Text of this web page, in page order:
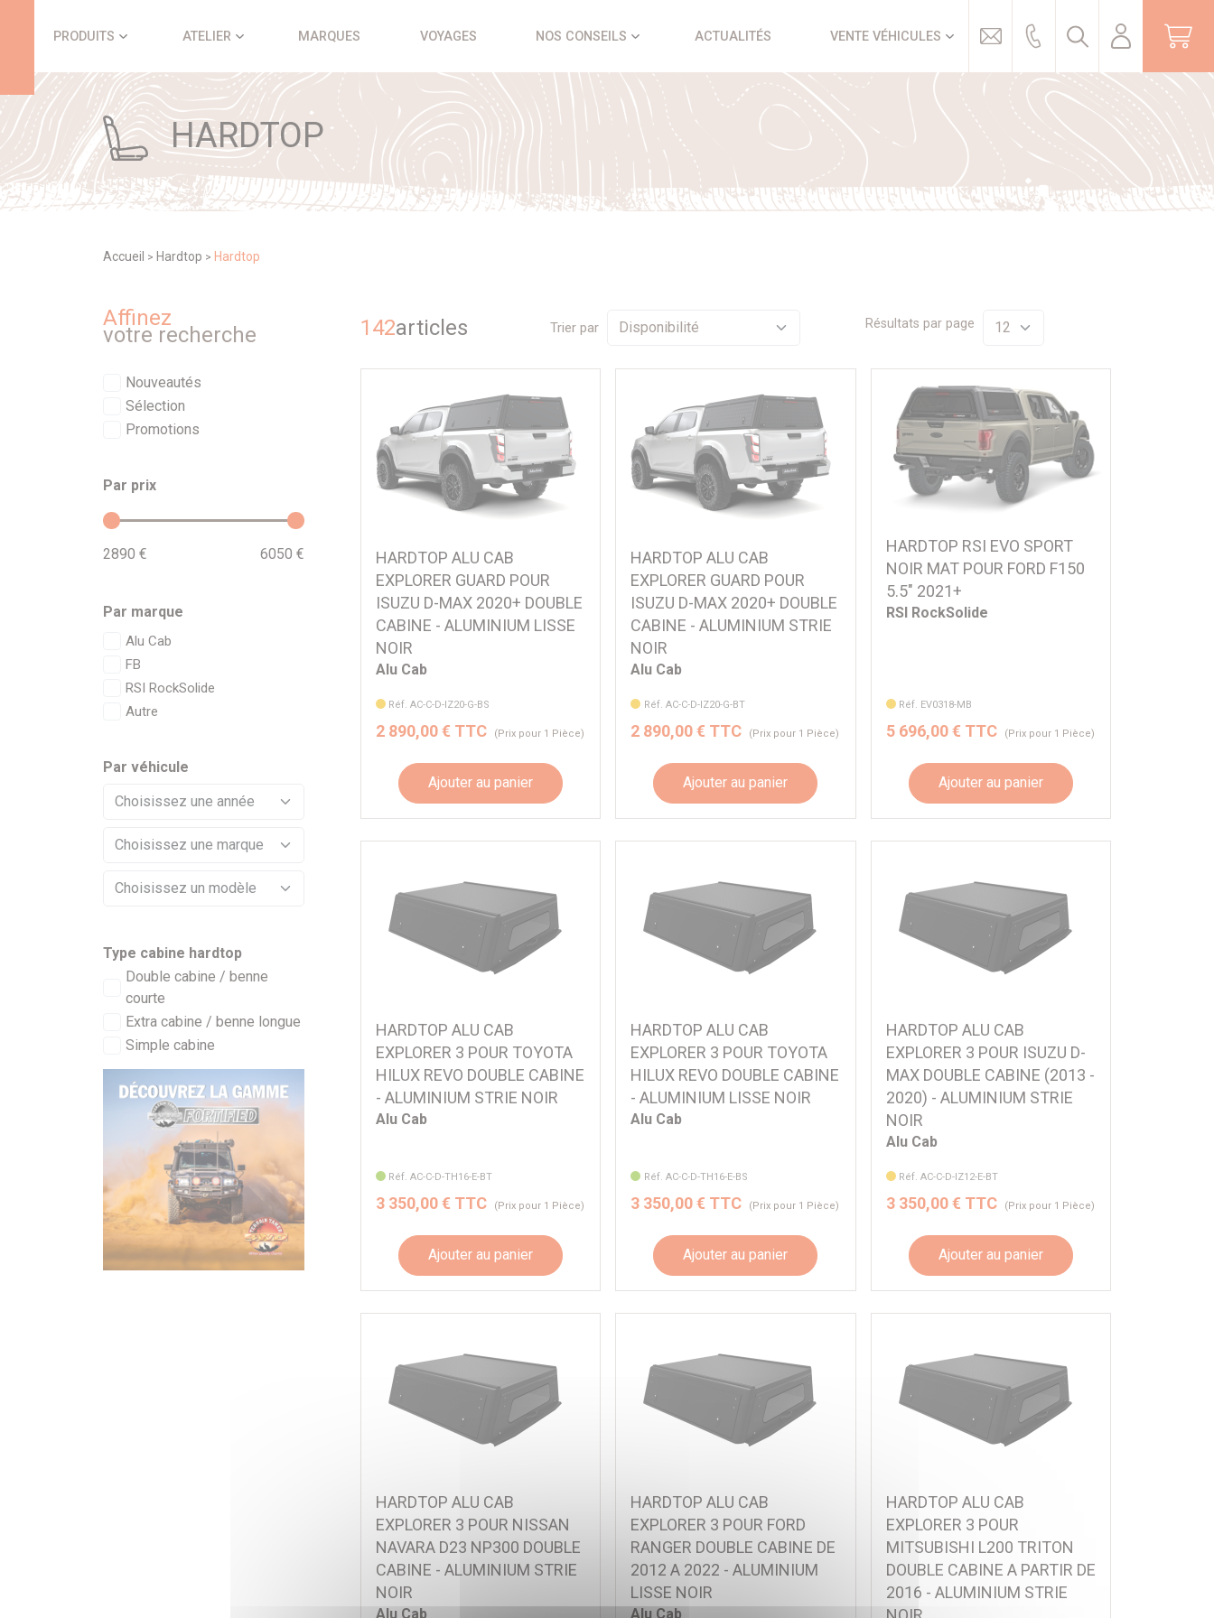
PRODUITS ATELIER MARQUES VOYAGES NOS CONSEILS ACTUALITÉS VENTE VÉHICULES
HARDTOP
Accueil > Hardtop > Hardtop
142articles Trier par Résultats par page
HARDTOP ALU CAB
EXPLORER GUARD POUR
ISUZU D-MAX 2020+ DOUBLE
CABINE - ALUMINIUM LISSE
NOIR
Alu Cab
Réf. AC-C-D-IZ20-G-BS
2 890,00 € TTC (Prix pour 1 Pièce)
Ajouter au panier
HARDTOP ALU CAB
EXPLORER GUARD POUR
ISUZU D-MAX 2020+ DOUBLE
CABINE - ALUMINIUM STRIE
NOIR
Alu Cab
Réf. AC-C-D-IZ20-G-BT
2 890,00 € TTC (Prix pour 1 Pièce)
Ajouter au panier
HARDTOP RSI EVO SPORT
NOIR MAT POUR FORD F150
5.5" 2021+
RSI RockSolide
Réf. EV0318-MB
5 696,00 € TTC (Prix pour 1 Pièce)
Ajouter au panier
HARDTOP ALU CAB
EXPLORER 3 POUR TOYOTA
HILUX REVO DOUBLE CABINE
- ALUMINIUM STRIE NOIR
Alu Cab
Réf. AC-C-D-TH16-E-BT
3 350,00 € TTC (Prix pour 1 Pièce)
Ajouter au panier
HARDTOP ALU CAB
EXPLORER 3 POUR TOYOTA
HILUX REVO DOUBLE CABINE
- ALUMINIUM LISSE NOIR
Alu Cab
Réf. AC-C-D-TH16-E-BS
3 350,00 € TTC (Prix pour 1 Pièce)
Ajouter au panier
HARDTOP ALU CAB
EXPLORER 3 POUR ISUZU D-
MAX DOUBLE CABINE (2013 -
2020) - ALUMINIUM STRIE
NOIR
Alu Cab
Réf. AC-C-D-IZ12-E-BT
3 350,00 € TTC (Prix pour 1 Pièce)
Ajouter au panier
HARDTOP ALU CAB
EXPLORER 3 POUR NISSAN
NAVARA D23 NP300 DOUBLE
CABINE - ALUMINIUM STRIE
NOIR
Alu Cab
HARDTOP ALU CAB
EXPLORER 3 POUR FORD
RANGER DOUBLE CABINE DE
2012 A 2022 - ALUMINIUM
LISSE NOIR
Alu Cab
HARDTOP ALU CAB
EXPLORER 3 POUR
MITSUBISHI L200 TRITON
DOUBLE CABINE A PARTIR DE
2016 - ALUMINIUM STRIE
Affinez
votre recherche
Nouveautés
Sélection
Promotions
Par prix
2890 € 6050 €
Par marque
Alu Cab
FB
RSI RockSolide
Autre
Par véhicule
Type cabine hardtop
Double cabine / benne
courte
Extra cabine / benne longue
Simple cabine